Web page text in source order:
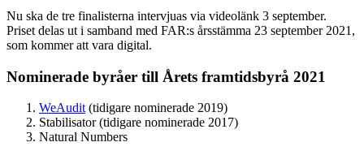
Nu ska de tre finalisterna intervjuas via videolänk 3 september.
Priset delas ut i samband med FAR:s årsstämma 23 september 2021,
som kommer att vara digital.
Nominerade byråer till Årets framtidsbyrå 2021
WeAudit (tidigare nominerade 2019)
Stabilisator (tidigare nominerade 2017)
Natural Numbers